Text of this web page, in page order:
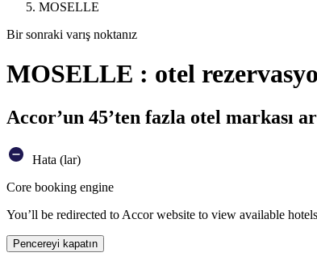
MOSELLE
Bir sonraki varış noktanız
MOSELLE : otel
Accor’un 45’ten fazla otel markası
Hata (lar)
Core booking engine
You’ll be redirected to Accor website to view available
Pencereyi kapatın